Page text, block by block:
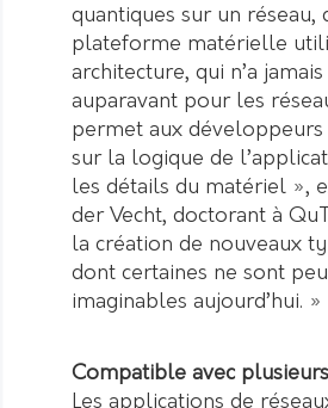
quantiques sur un
plateforme matérielle
architecture, qui n’a
auparavant pour les
permet aux
sur la logique de
les détails du matériel »,
der Vecht, doctorant à
la création de nouveaux
dont certaines ne sont
imaginables aujourd’hui. »
Compatible avec
Les applications de